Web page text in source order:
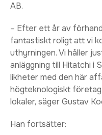
AB.
– Efter ett år av
fantastiskt roligt att vi
uthyrningen. Vi håller
anläggning till Hitatchi i
likheter med den här
högteknologiskt företag
lokaler, säger Gustav
Han fortsätter: